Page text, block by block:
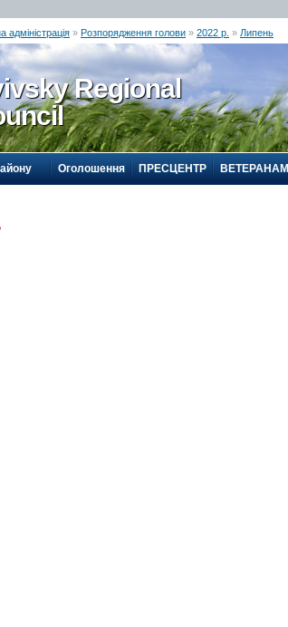
» Розпорядження голови » 2022 р. » Липень
Regional
Оголошення ПРЕСЦЕНТР ВЕТЕРАНАМ